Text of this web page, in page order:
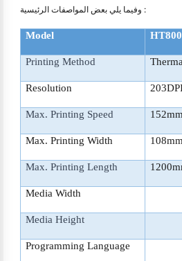
وفيما يلي بعض المواصفات الرئيسية :
Model HT800
Printing Method
Resolution
Max. Printing Speed
Max. Printing Width 108mm
Max. Printing Length
Media Width
Media Height
Programming Language